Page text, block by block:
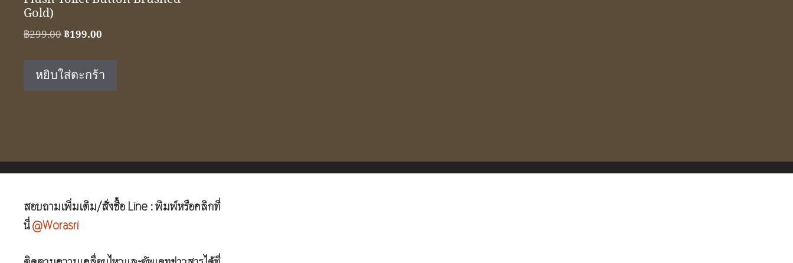
Gold)
฿299.00Original
was:
฿299.00.
฿199.00
฿199.00.
หยิบใส่ตะกร้า
สอบถามเพิ่มเติม/สั่งซื้อ Line : พิมพ์หรือคลิกที่
นี่@Worasri